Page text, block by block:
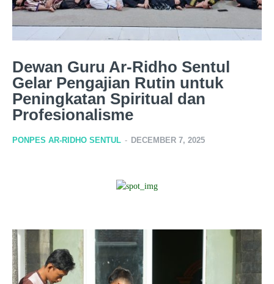
Dewan Guru Ar-Ridho Sentul
Gelar Pengajian Rutin untuk
Peningkatan Spiritual dan
Profesionalisme
PONPES AR-RIDHO SENTUL - DECEMBER 7, 2025